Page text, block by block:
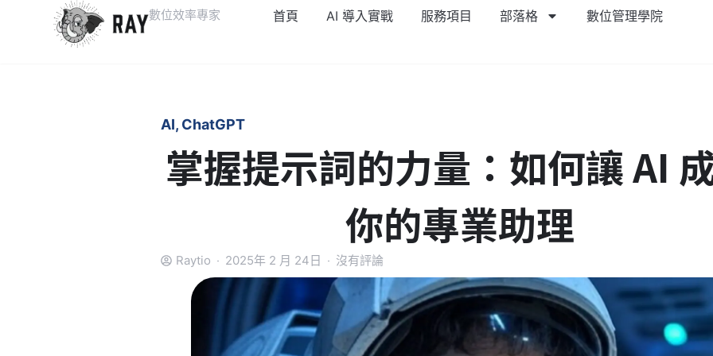
數位效率專家 首頁 AI 導入實戰 服務項目 部落格 數位管理學院
AI, ChatGPT
掌握提示詞的力量：如何讓 AI
你的專業助理
Raytio 2025年 2 月 24日 沒有評論